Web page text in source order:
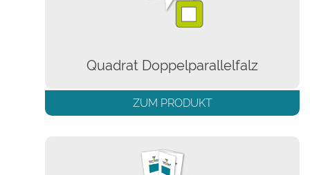
Quadrat Doppelparallelfalz
ZUM PRODUKT